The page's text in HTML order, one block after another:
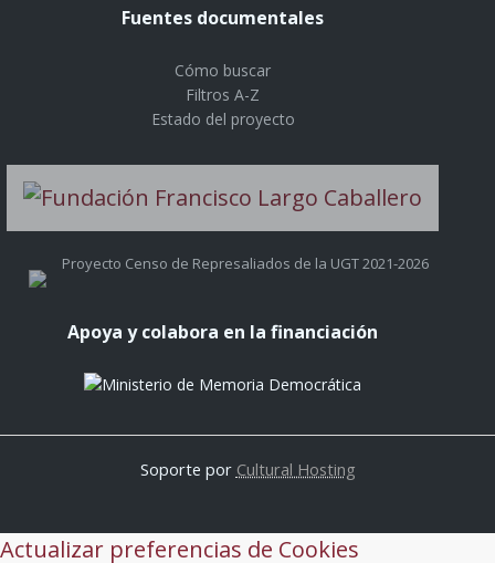
Fuentes documentales
Cómo buscar
Filtros A-Z
Estado del proyecto
Proyecto Censo de Represaliados de la UGT 2021-2026
Apoya y colabora en la financiación
Soporte por Cultural Hosting
Actualizar preferencias de Cookies